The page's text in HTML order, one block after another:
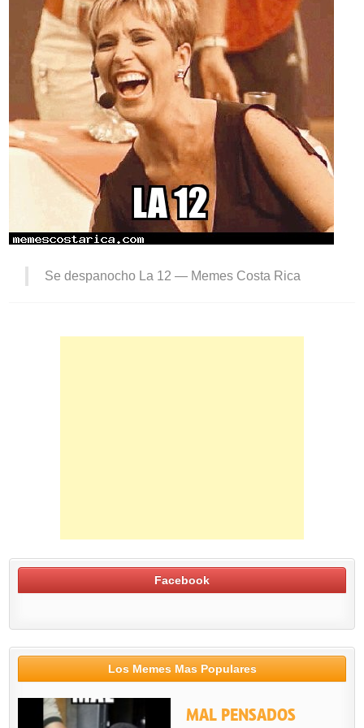
Se despanocho La 12 — Memes Costa Rica
Facebook
Los Memes Mas Populares
MAL PENSADOS